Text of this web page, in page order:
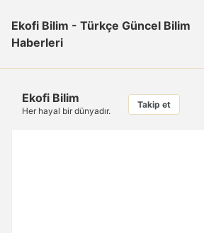
Ekofi Bilim - Türkçe Güncel Bilim
Haberleri
Ekofi Bilim
Her hayal bir dünyadır.
Takip et